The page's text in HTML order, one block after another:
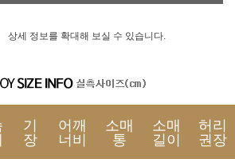
상세 정보를 확대해 보실 수 있습니다.
기
장
어깨
너비
소매
통
소매
길이
허리
권장